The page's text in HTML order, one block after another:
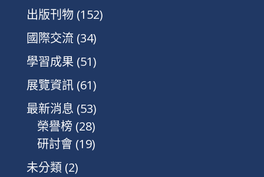
出版刊物 (152)
國際交流 (34)
學習成果 (51)
展覽資訊(61)
最新消息 (53)
榮譽榜 (28)
研討會(19)
未分類(2)